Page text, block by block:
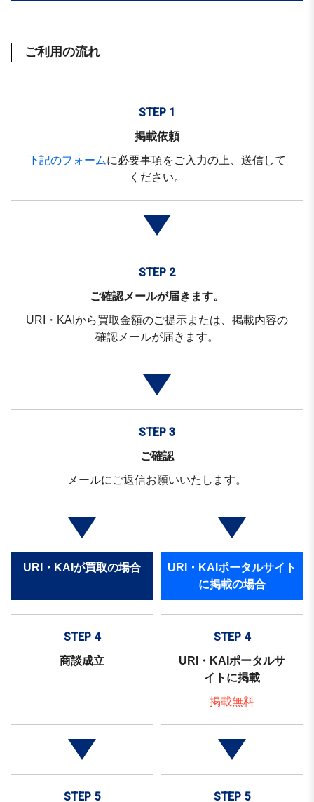
ご利用の流れ
STEP 1
掲載依頼
下記のフォームに必要事項をご入力の上、送信して
ください。
STEP 2
ご確認メールが届きます。
URI・KAIから買取金額のご提示または、掲載内容の
確認メールが届きます。
STEP 3
ご確認
メールにご返信お願いいたします。
URI・KAIが買取の場合
URI・KAIポータルサイト
に掲載の場合
STEP 4
商談成立
STEP 4
URI・KAIポータルサ
イトに掲載
掲載無料
STEP 5 STEP 5